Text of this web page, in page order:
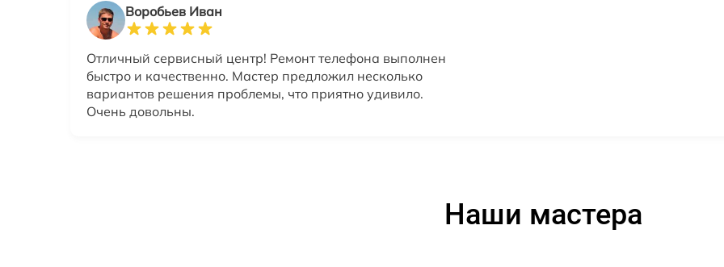
Воробьев Иван
Отличный сервисный центр! Ремонт телефона выполнен
быстро и качественно. Мастер предложил несколько
вариантов решения проблемы, что приятно удивило.
Очень довольны.
Наши мастера